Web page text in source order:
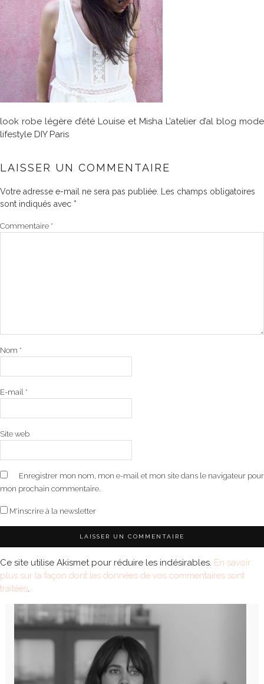
look robe légère d’été Louise et Misha L’atelier d’al blog mode
lifestyle DIY Paris
LAISSER UN COMMENTAIRE
Votre adresse e-mail ne sera pas publiée.
Les champs obligatoires
sont indiqués avec *
Commentaire *
Nom *
E-mail *
Site web
Enregistrer mon nom, mon e-mail et mon site dans le navigateur pour
mon prochain commentaire.
M'inscrire à la newsletter
Ce site utilise Akismet pour réduire les indésirables. En savoir
plus sur la façon dont les données de vos commentaires sont
traitées.